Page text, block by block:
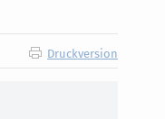
Druckversion